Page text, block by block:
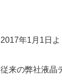
2017年1月1日
従来の弊社液晶